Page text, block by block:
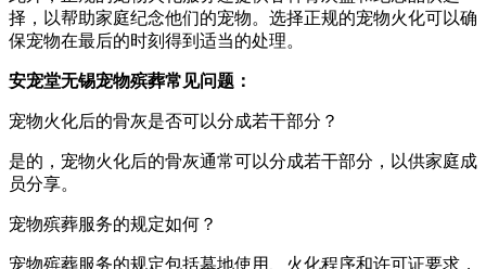
择，以帮助家庭纪念他们的宠物。选择正规的宠物火化可以确
保宠物在最后的时刻得到适当的处理。
安宠堂无锡宠物殡葬常见问题：
宠物火化后的骨灰是否可以分成若干部分？
是的，宠物火化后的骨灰通常可以分成若干部分，以供家庭成
员分享。
宠物殡葬服务的规定如何？
宠物殡葬服务的规定包括墓地使用、火化程序和许可证要求，